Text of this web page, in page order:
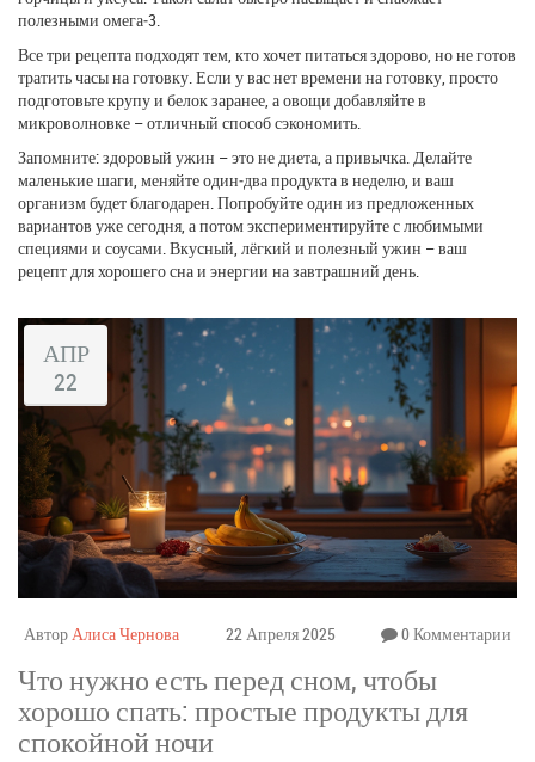
полезными омега‑3.
Все три рецепта подходят тем, кто хочет питаться здорово, но не готов
тратить часы на готовку. Если у вас нет времени на готовку, просто
подготовьте крупу и белок заранее, а овощи добавляйте в
микроволновке – отличный способ сэкономить.
Запомните: здоровый ужин – это не диета, а привычка. Делайте
маленькие шаги, меняйте один‑два продукта в неделю, и ваш
организм будет благодарен. Попробуйте один из предложенных
вариантов уже сегодня, а потом экспериментируйте с любимыми
специями и соусами. Вкусный, лёгкий и полезный ужин – ваш
рецепт для хорошего сна и энергии на завтрашний день.
АПР
22
АвторАлиса Чернова 22 Апреля 2025 0 Комментарии
Что нужно есть перед сном, чтобы
хорошо спать: простые продукты для
спокойной ночи